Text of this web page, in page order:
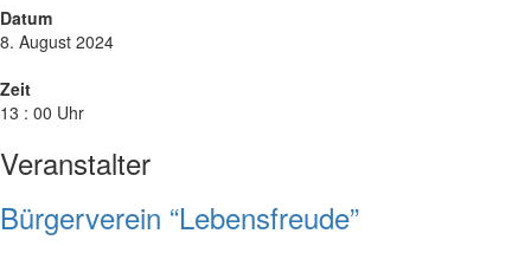
Datum
8. August 2024
Zeit
13 : 00 Uhr
Veranstalter
Bürgerverein “Lebensfreude”